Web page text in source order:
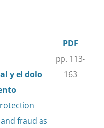
y el dolo
fraud as
PDF
pp. 113-
163